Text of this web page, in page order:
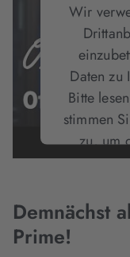
Wir
Daten zu
Bitte
stimmen
zu, um
Demnächst
Prime!